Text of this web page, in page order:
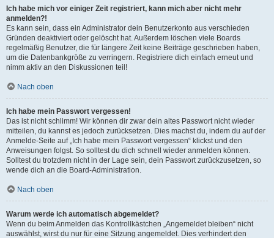
Ich habe mich vor einiger Zeit registriert, kann mich aber nicht mehr
anmelden?!
Es kann sein, dass ein Administrator dein Benutzerkonto aus verschieden
Gründen deaktiviert oder gelöscht hat. Außerdem löschen viele Boards
regelmäßig Benutzer, die für längere Zeit keine Beiträge geschrieben haben,
um die Datenbankgröße zu verringern. Registriere dich einfach erneut und
nimm aktiv an den Diskussionen teil!
Nach oben
Ich habe mein Passwort vergessen!
Das ist nicht schlimm! Wir können dir zwar dein altes Passwort nicht wieder
mitteilen, du kannst es jedoch zurücksetzen. Dies machst du, indem du auf der
Anmelde-Seite auf „Ich habe mein Passwort vergessen“ klickst und den
Anweisungen folgst. So solltest du dich schnell wieder anmelden können.
Solltest du trotzdem nicht in der Lage sein, dein Passwort zurückzusetzen, so
wende dich an die Board-Administration.
Nach oben
Warum werde ich automatisch abgemeldet?
Wenn du beim Anmelden das Kontrollkästchen „Angemeldet bleiben“ nicht
auswählst, wirst du nur für eine Sitzung angemeldet. Dies verhindert den